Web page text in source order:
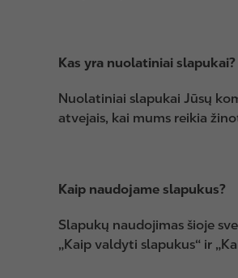
Kas yra nuolatiniai slapukai?
Nuolatiniai slapukai Jūsų
atvejais, kai mums reikia
Kaip naudojame slapukus?
Slapukų naudojimas šioje
„Kaip valdyti slapukus“ ir